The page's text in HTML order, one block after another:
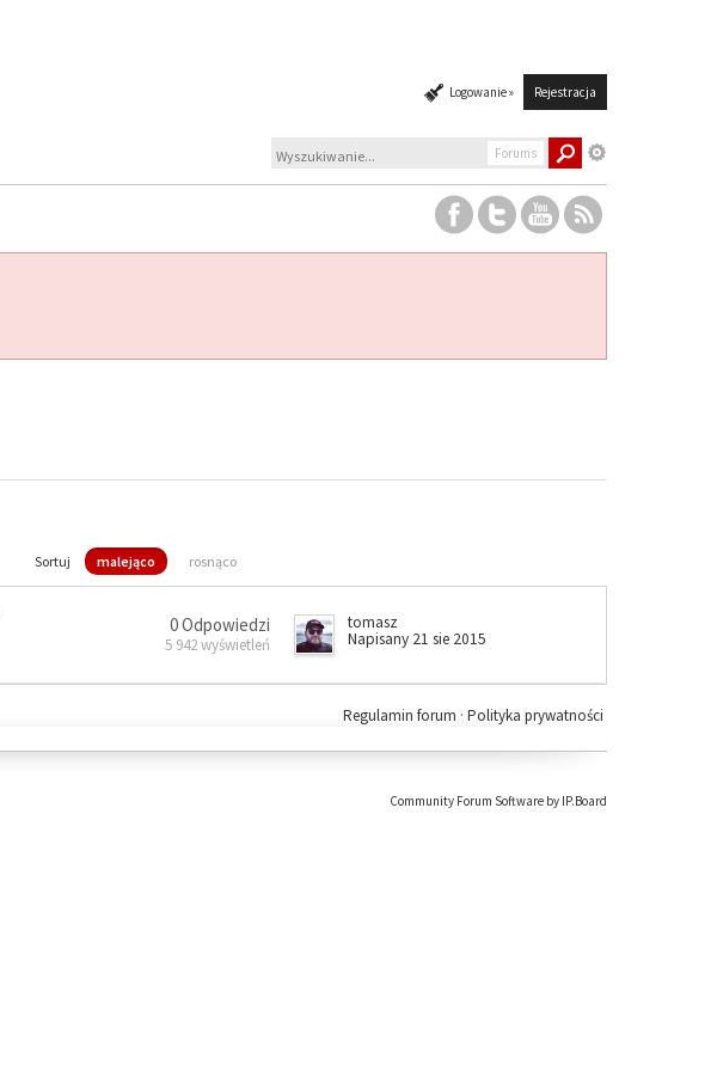
Logowanie » Rejestracja
Forums
Sortuj malejąco rosnąco
0 Odpowiedzi
5 942 wyświetleń
tomasz
Napisany 21 sie 2015
Polityka prywatności
Regulamin forum ·
Community Forum Software by IP.Board